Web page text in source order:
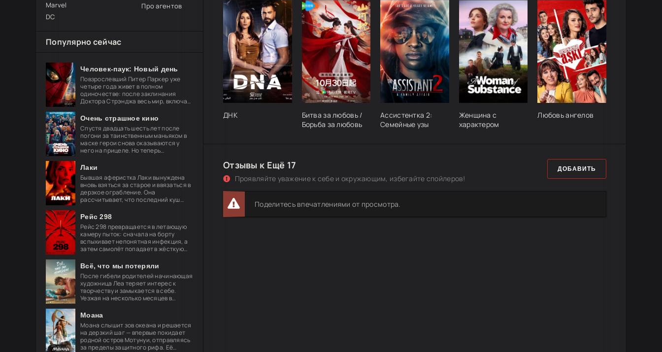
Marvel
DC
Про агентов
Популярно сейчас
Человек-паук: Новый день
Повзрослевший Питер Паркер уже
четыре года живет в полном
одиночестве: после заклинания
Доктора Стрэнджа весь мир, включая
Он целиком посвящает себя защите
Очень страшное кино
Спустя двадцать шесть лет после
погони за таинственным маньяком в
маске герои снова оказываются у
него на прицеле. Но теперь
работают, и вырваться из нового
кошмара
Лаки
Бывшая аферистка Лаки вынуждена
вновь взяться за старое и ввязаться в
дерзкое ограбление. Она
рассчитывает, что последний куш
навсегда порвать с преступным
миром, но план
Рейс 298
Рейс 298 превращается в летающую
камеру пыток: сначала на борту
вспыхивает непонятная инфекция, а
затем самолёт попадает в жёсткую
странные огни — и это только
Всё, что мы потеряли
После гибели родителей начинающая
художница Леа теряет интерес к
творчеству и замыкается в себе.
Уезжая на несколько месяцев в
друга Акселя позаботиться о
девушке.
Моана
Моана слышит зов океана и решается
на дерзкий шаг — впервые покидает
родной остров Мотунуи, отправляясь
за пределы защитного рифа. Её
ДНК
Битва за любовь /
Борьба за любовь
Ассистентка 2:
Семейные узы
Женщина с
характером
Любовь ангелов
Отзывы к Ещё 17
Проявляйте уважение к себе и окружающим, избегайте спойлеров!
ДОБАВИТЬ
Поделитесь впечатлениями от просмотра.